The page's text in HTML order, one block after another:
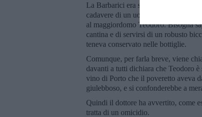
La Barbarici era svenuta perché,
cadavere di un uomo disteso a terra.
al maggiordomo Teodoro. Bisogna
cantina e di servirsi di un robusto
teneva conservato nelle bottiglie.
Comunque, per farla breve, viene
davanti a tutti dichiara che Teodoro
vino di Porto che il poveretto aveva
giulebboso, e si confonderebbe a
Quindi il dottore ha avvertito, come
tratta di un omicidio.